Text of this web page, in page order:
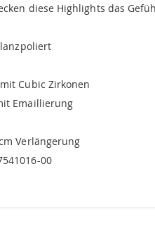
diese Highlights das
Cubic Zirkonen
Emaillierung
Verlängerung
00